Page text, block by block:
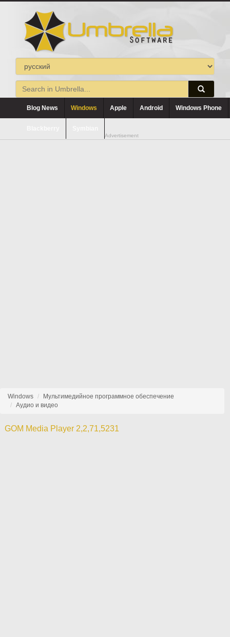
Blog News Windows Apple Android Windows Phone
Advertisement
Windows
Мультимедийное программное обеспечение
Аудио и видео
GOM Media Player 2,2,71,5231